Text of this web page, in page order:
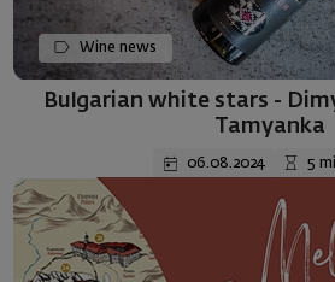
Wine news
Bulgarian white stars -
Tamyanka
06.08.2024 5